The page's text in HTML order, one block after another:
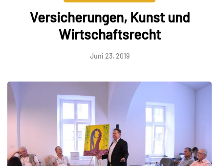
Versicherungen, Kunst und
Wirtschaftsrecht
Juni 23, 2019